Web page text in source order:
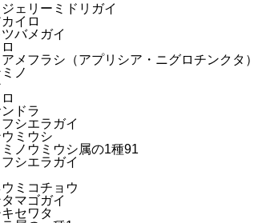
ェリーミドリガイ
イロ
バメガイ
メフラシ（アプリシア・ニグロチンクタ）
ノ
ドラ
シエラガイ
ミウシ
ノウミウシ属の1種91
シエラガイ
ミコチョウ
マゴガイ
セワタ